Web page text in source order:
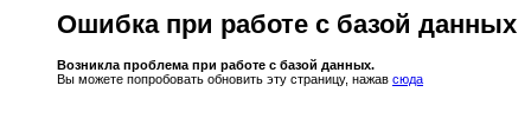
Ошибка при работе с базой данных
Возникла проблема при работе с базой данных.
Вы можете попробовать обновить эту страницу, нажав сюда